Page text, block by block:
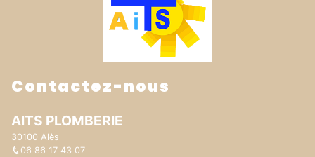
Contactez-nous
AITS PLOMBERIE
30100 Alès
06 86 17 43 07